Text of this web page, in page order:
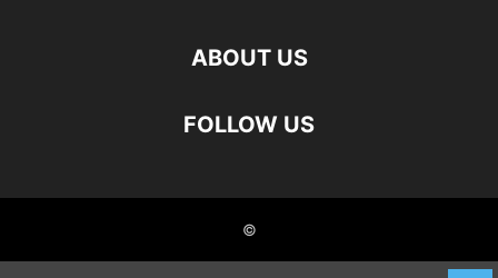
ABOUT US
FOLLOW US
©